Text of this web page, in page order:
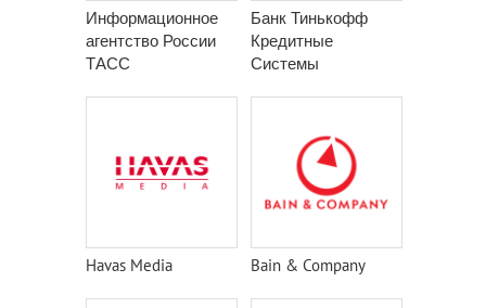
Информационное
агентство России
ТАСС
Банк Тинькофф
Кредитные
Системы
Havas Media Bain & Company